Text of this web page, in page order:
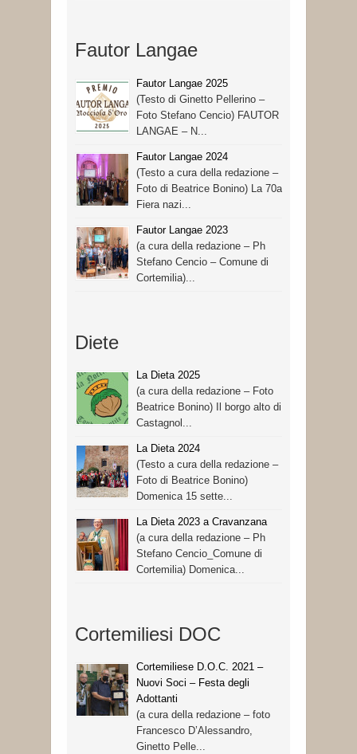
Fautor Langae
Fautor Langae 2025
(Testo di Ginetto Pellerino –
Foto Stefano Cencio) FAUTOR
LANGAE – N...
Fautor Langae 2024
(Testo a cura della redazione –
Foto di Beatrice Bonino) La 70a
Fiera nazi...
Fautor Langae 2023
(a cura della redazione – Ph
Stefano Cencio – Comune di
Cortemilia)...
Diete
La Dieta 2025
(a cura della redazione – Foto
Beatrice Bonino) Il borgo alto di
Castagnol...
La Dieta 2024
(Testo a cura della redazione –
Foto di Beatrice Bonino)
Domenica 15 sette...
La Dieta 2023 a Cravanzana
(a cura della redazione – Ph
Stefano Cencio_Comune di
Cortemilia) Domenica...
Cortemiliesi DOC
Cortemiliese D.O.C. 2021 –
Nuovi Soci – Festa degli
Adottanti
(a cura della redazione – foto
Francesco D’Alessandro,
Ginetto Pelle...